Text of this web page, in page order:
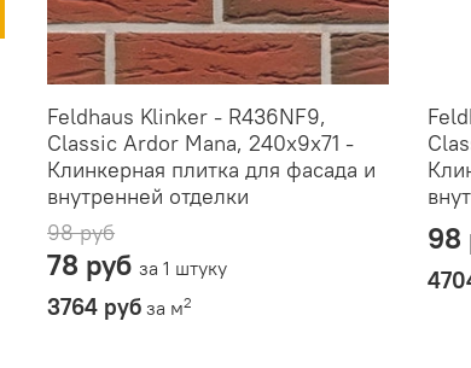
Feldhaus Klinker - R436NF9,
Classic Ardor Mana, 240x9x71 -
Клинкерная плитка для фасада и
внутренней отделки
98 руб
78 рубза 1 штуку
3764 руб за м2
98